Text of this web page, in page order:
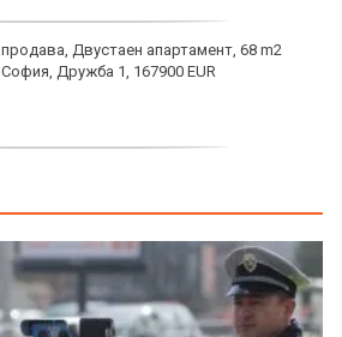
продава, Двустаен апартамент, 68 m2
София, Дружба 1, 167900 EUR